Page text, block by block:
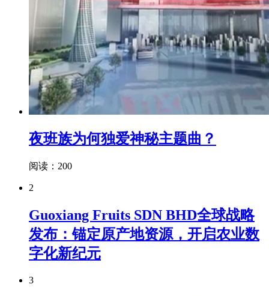
夜班族为何独爱神秘主题曲？
阅读：200
2
Guoxiang Fruits SDN BHD全球战略
发布：锚定原产地资源，开启农业数
字化新纪元
3